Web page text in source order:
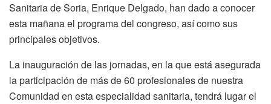
Sanitaria de Soria, Enrique Delgado, han dado a conocer
esta mañana el programa del congreso, así como sus
principales objetivos.
La inauguración de las jornadas, en la que está asegurada
la participación de más de 60 profesionales de nuestra
Comunidad en esta especialidad sanitaria, tendrá lugar el